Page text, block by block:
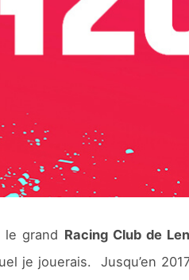
le grand Racing Club de
je jouerais. Jusqu’en